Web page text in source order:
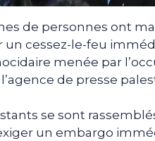
de personnes ont
un cessez-le-feu
menée par
de presse
se sont
un embargo